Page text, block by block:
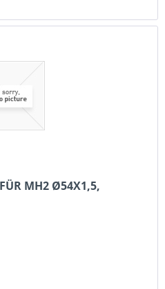
MH2 Ø54X1,5,